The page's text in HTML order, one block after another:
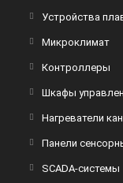
Устройства
Микроклимат
Контроллеры
Шкафы
Нагреватели
Панели
SCADA-системы